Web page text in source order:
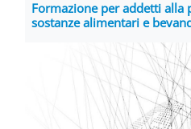
Formazione per addetti alla
sostanze alimentari e